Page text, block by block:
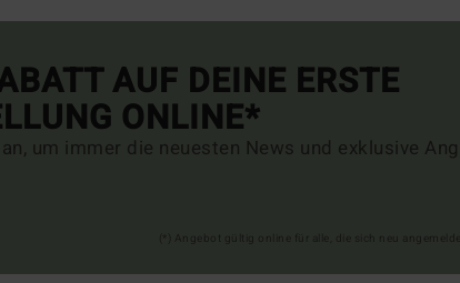
AUF DEINE ERSTE
ONLINE*
um immer die neuesten News und exklusive